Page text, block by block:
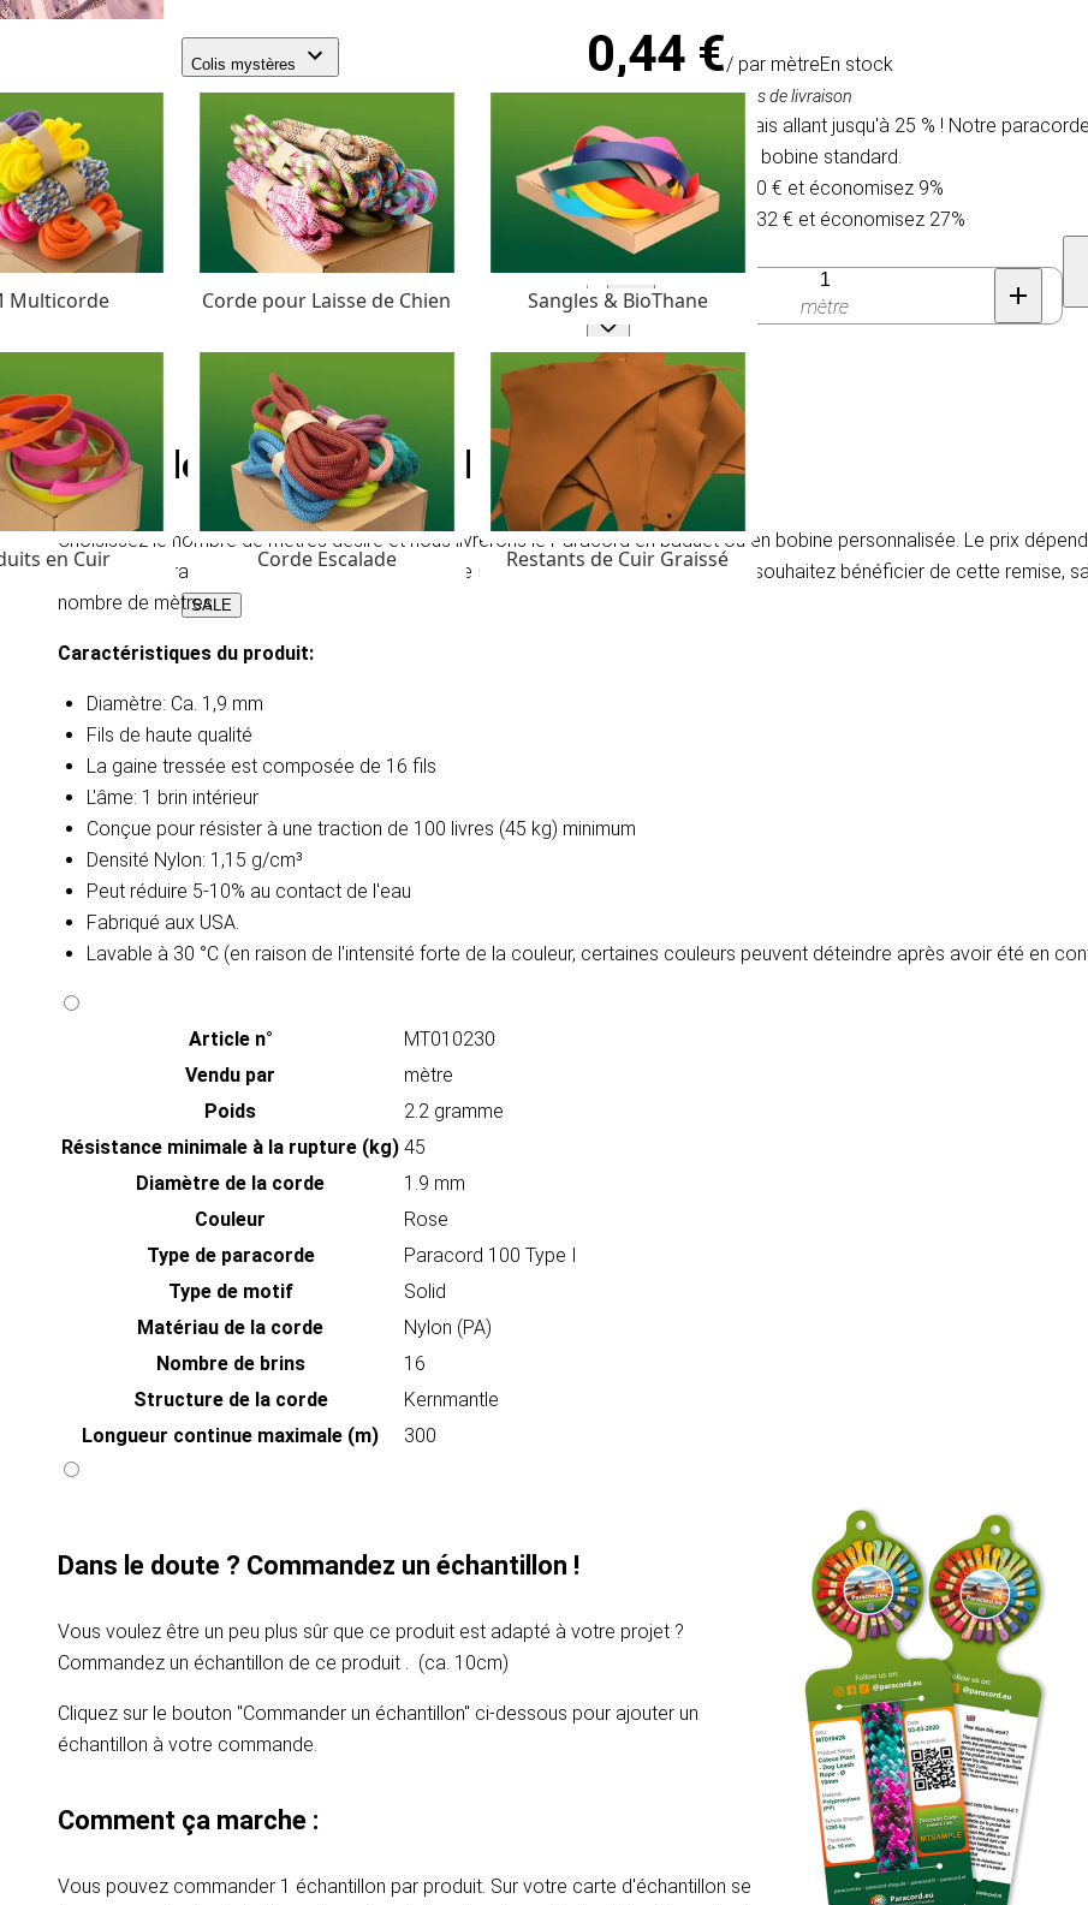
Colis mystères
Multicorde Corde pour Laisse de Chien Sangles & BioThane
en Cuir Corde Escalade Restants de Cuir Graissé
SALE
0,44 €/ par mètreEn stock
TVA comprise, hors frais de livraison
Nous offrons un rabais allant jusqu'à 25 % ! Notre
personnalisée ou en bobine standard.
Achetez 30 pour 0,40 € et économisez 9%
Achetez 300 pour 0,32 € et économisez 27%
Quantité
mètre
Lavender Pink Paracord Type I
Choisissez le nombre de mètres désiré et nous livrerons le Paracord en paquet ou en bobine personnalisée. Le prix
obtiendrez le rabais le plus élevé (25%) en bobine standard de 300 mètres. Si vous souhaitez bénéficier de cette remise,
nombre de mètres.
Caractéristiques du produit:
Diamètre: Ca. 1,9 mm
Fils de haute qualité
La gaine tressée est composée de 16 fils
L'âme: 1 brin intérieur
Conçue pour résister à une traction de 100 livres (45 kg) minimum
Densité Nylon: 1,15 g/cm³
Peut réduire 5-10% au contact de l'eau​
Fabriqué aux USA.
Lavable à 30 °C (en raison de l'intensité forte de la couleur, certaines couleurs peuvent déteindre après avoir été en
Article n°
MT010230
Vendu par
mètre
Poids
2.2 gramme
Résistance minimale à la rupture (kg) 45
Diamètre de la corde
1.9 mm
Couleur
Rose
Type de paracorde
Paracord 100 Type I
Type de motif
Solid
Matériau de la corde
Nylon (PA)
Nombre de brins
16
Structure de la corde
Kernmantle
Longueur continue maximale (m)
300
Dans le doute ? Commandez un échantillon !
Vous voulez être un peu plus sûr que ce produit est adapté à votre projet ?
Commandez un échantillon de ce produit . (ca. 10cm)
Cliquez sur le bouton "Commander un échantillon" ci-dessous pour ajouter un
échantillon à votre commande.
Comment ça marche :
Vous pouvez commander 1 échantillon par produit. Sur votre carte d'échantillon se